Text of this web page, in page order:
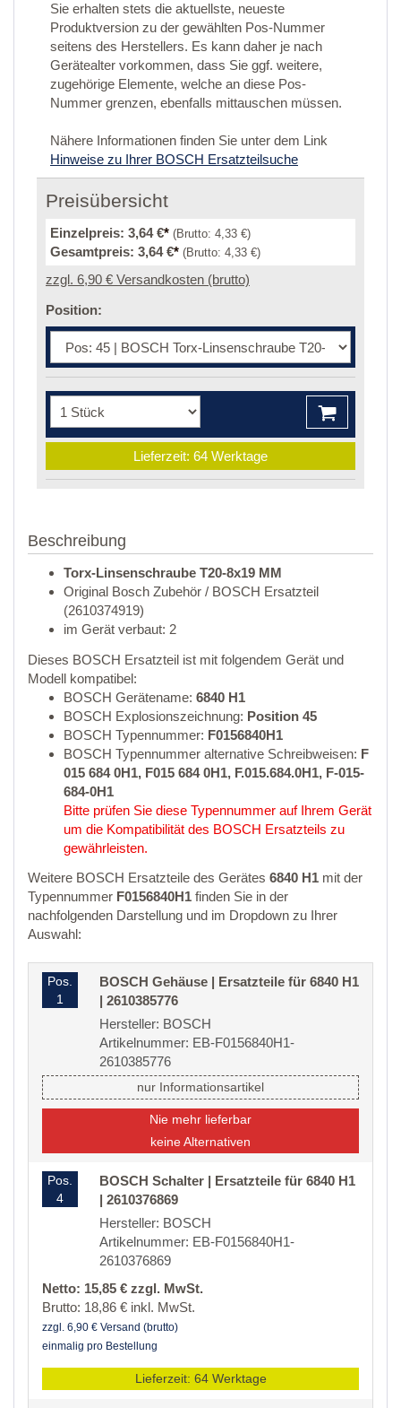
Sie erhalten stets die aktuellste, neueste
Produktversion zu der gewählten Pos-Nummer
seitens des Herstellers. Es kann daher je nach
Gerätealter vorkommen, dass Sie ggf. weitere,
zugehörige Elemente, welche an diese Pos-
Nummer grenzen, ebenfalls mittauschen müssen.
Nähere Informationen finden Sie unter dem Link
Hinweise zu Ihrer BOSCH Ersatzteilsuche
Preisübersicht
Einzelpreis: 3,64 €* (Brutto: 4,33 €)
Gesamtpreis: 3,64 €* (Brutto: 4,33 €)
zzgl. 6,90 € Versandkosten (brutto)
Position:
Lieferzeit: 64 Werktage
Beschreibung
Torx-Linsenschraube T20-8x19 MM
Original Bosch Zubehör / BOSCH Ersatzteil
(2610374919)
im Gerät verbaut: 2
Dieses BOSCH Ersatzteil ist mit folgendem Gerät und
Modell kompatibel:
BOSCH Gerätename: 6840 H1
BOSCH Explosionszeichnung: Position 45
BOSCH Typennummer: F0156840H1
BOSCH Typennummer alternative Schreibweisen: F
015 684 0H1, F015 684 0H1, F.015.684.0H1, F-015-
684-0H1
Bitte prüfen Sie diese Typennummer auf Ihrem Gerät
um die Kompatibilität des BOSCH Ersatzteils zu
gewährleisten.
Weitere BOSCH Ersatzteile des Gerätes 6840 H1 mit der
Typennummer F0156840H1 finden Sie in der
nachfolgenden Darstellung und im Dropdown zu Ihrer
Auswahl:
Pos.
1
BOSCH Gehäuse | Ersatzteile für 6840 H1
| 2610385776
Hersteller: BOSCH
Artikelnummer: EB-F0156840H1-
2610385776
nur Informationsartikel
Nie mehr lieferbar
keine Alternativen
Pos.
4
BOSCH Schalter | Ersatzteile für 6840 H1
| 2610376869
Hersteller: BOSCH
Artikelnummer: EB-F0156840H1-
2610376869
Netto: 15,85 € zzgl. MwSt.
Brutto: 18,86 € inkl. MwSt.
zzgl. 6,90 € Versand (brutto)
einmalig pro Bestellung
Lieferzeit: 64 Werktage